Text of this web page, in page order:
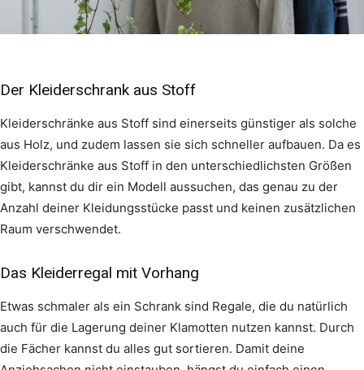
Der Kleiderschrank aus Stoff
Kleiderschränke aus Stoff sind einerseits günstiger als solche
aus Holz, und zudem lassen sie sich schneller aufbauen. Da es
Kleiderschränke aus Stoff in den unterschiedlichsten Größen
gibt, kannst du dir ein Modell aussuchen, das genau zu der
Anzahl deiner Kleidungsstücke passt und keinen zusätzlichen
Raum verschwendet.
Das Kleiderregal mit Vorhang
Etwas schmaler als ein Schrank sind Regale, die du natürlich
auch für die Lagerung deiner Klamotten nutzen kannst. Durch
die Fächer kannst du alles gut sortieren. Damit deine